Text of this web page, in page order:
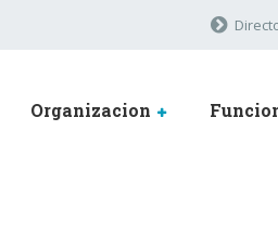
Organizacion